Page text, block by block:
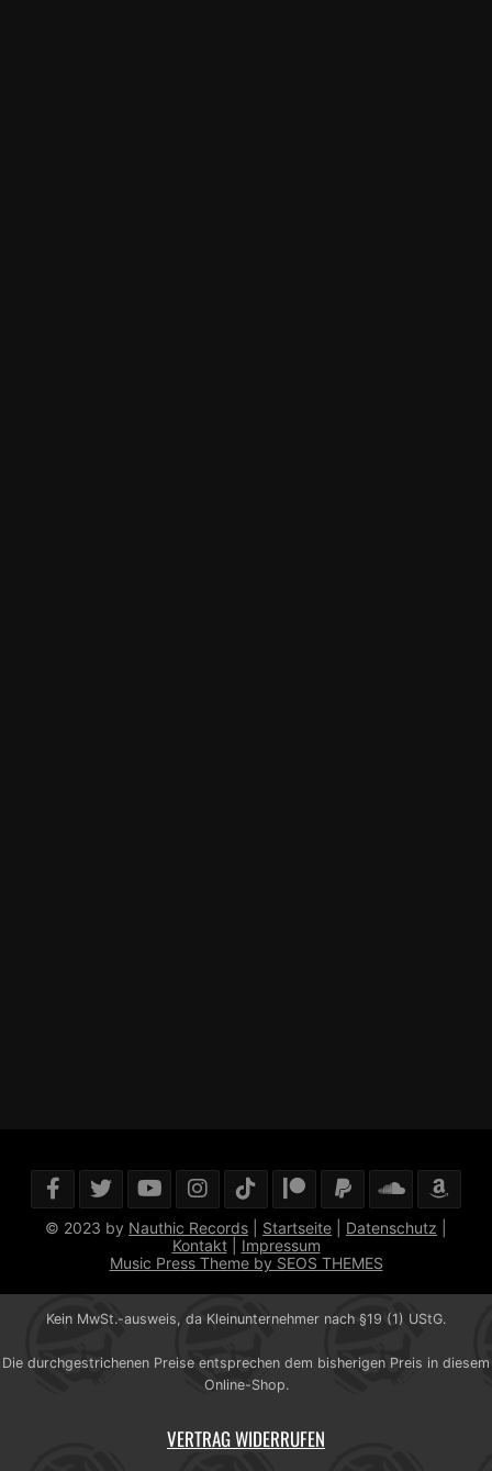
© 2023 by Nauthic Records Startseite Datenschutz
Kontakt| Impressum
Music Press Theme by SEOS THEMES
Kein MwSt.-ausweis, da Kleinunternehmer nach §19 (1) UStG.
Die durchgestrichenen Preise entsprechen dem bisherigen Preis in diesem
Online-Shop.
VERTRAG WIDERRUFEN